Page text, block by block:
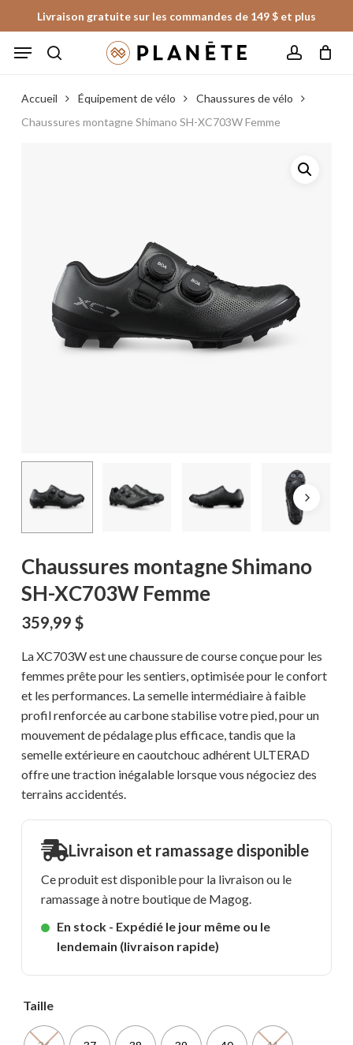
to
main
Livraison gratuite sur les commandes de 149 $ et plus
Menu
Fermer
le
panier
Accueil Équipement de vélo
Chaussures de vélo
Chaussures montagne Shimano SH-XC703W Femme
Chaussures montagne Shimano
SH-XC703W Femme
359,99 $
La XC703W est une chaussure de course conçue pour les
femmes prête pour les sentiers, optimisée pour le confort
et les performances. La semelle intermédiaire à faible
profil renforcée au carbone stabilise votre pied, pour un
mouvement de pédalage plus efficace, tandis que la
semelle extérieure en caoutchouc adhérent ULTERAD
offre une traction inégalable lorsque vous négociez des
terrains accidentés.
Livraison et ramassage disponible
Ce produit est disponible pour la livraison ou le
ramassage à notre boutique de Magog.
En stock - Expédié le jour même ou le
lendemain (livraison rapide)
Taille